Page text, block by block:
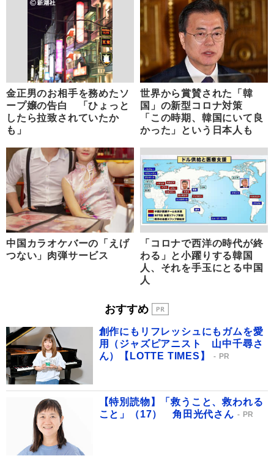
金正男のお相手を務めたソ
ープ嬢の告白 「ひょっと
したら拉致されていたか
も」
世界から賞賛された「韓
国」の新型コロナ対策
「この時期、韓国にいて良
かった」という日本人も
中国カラオケバーの「えげ
つない」肉弾サービス
「コロナで西洋の時代が終
わる」と小躍りする韓国
人、それを手玉にとる中国
人
おすすめ
創作にもリフレッシュにもガムを愛
用（ジャズピアニスト 山中千尋さ
ん）【LOTTE TIMES】
PR
【特別読物】「救うこと、救われる
こと」（17） 角田光代さん
PR